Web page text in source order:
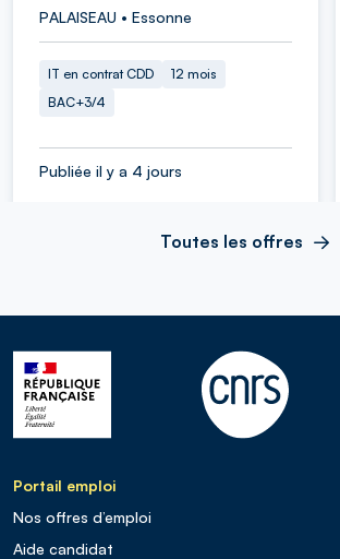
PALAISEAU • Essonne
IT en contrat CDD
12 mois
BAC+3/4
Publiée il y a 4 jours
Toutes les offres
Portail emploi
Nos offres d’emploi
Aide candidat